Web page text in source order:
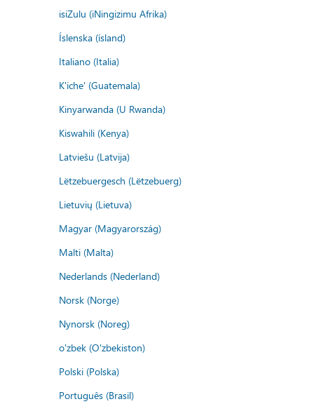
isiZulu (iNingizimu Afrika)
Íslenska (ísland)
Italiano (Italia)
K'iche' (Guatemala)
Kinyarwanda (U Rwanda)
Kiswahili (Kenya)
Latviešu (Latvija)
Lëtzebuergesch (Lëtzebuerg)
Lietuvių (Lietuva)
Magyar (Magyarország)
Malti (Malta)
Nederlands (Nederland)
Norsk (Norge)
Nynorsk (Noreg)
o'zbek (O'zbekiston)
Polski (Polska)
Português (Brasil)